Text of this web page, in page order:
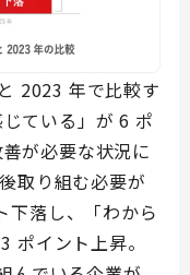
2023 年で比較す
ている」が 6 ポ
が必要な状況に
取り組む必要が
下落し、「わから
ポイント上昇。